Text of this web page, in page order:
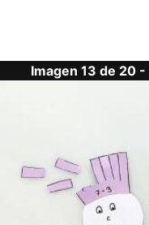
Imagen 13 de 20 -